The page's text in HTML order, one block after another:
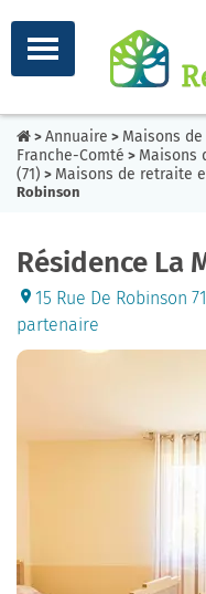
> Annuaire > Maisons
Franche-Comté > Maisons
(71) > Maisons de retraite
Robinson
Résidence La
15 Rue De Robinson
partenaire